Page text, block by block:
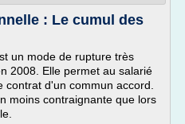
: Le cumul des
un mode de rupture très
2008. Elle permet au salarié
d'un commun accord.
moins contraignante que lors